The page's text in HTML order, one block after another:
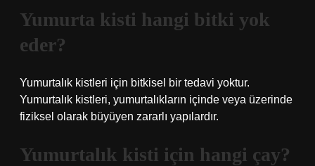
Yumurta kisti hangi bitki yok
eder?
Yumurtalık kistleri için bitkisel bir tedavi yoktur.
Yumurtalık kistleri, yumurtalıkların içinde veya üzerinde
fiziksel olarak büyüyen zararlı yapılardır.
Yumurtalık kisti için hangi çay?